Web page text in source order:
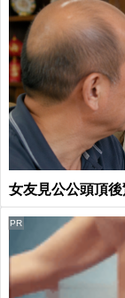
女友見公公頭頂
PR